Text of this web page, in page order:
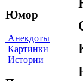
Юмор
Анекдоты
Картинки
Истории